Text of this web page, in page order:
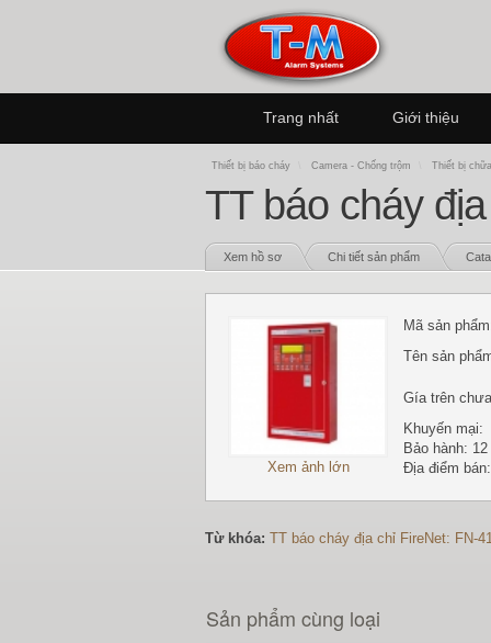
Trang nhất Giới thiệu
Thiết bị báo cháy Camera - Chống trộm Thiết bị
TT báo cháy
Xem hồ sơ Chi tiết sản phẩm
Xem ảnh lớn
Mã sản
Tên sản
Gía trên
Khuyến mại:
Bảo hành:
Địa điểm
Từ khóa: TT báo cháy địa chỉ FireNet: FN-
Sản phẩm cùng loại